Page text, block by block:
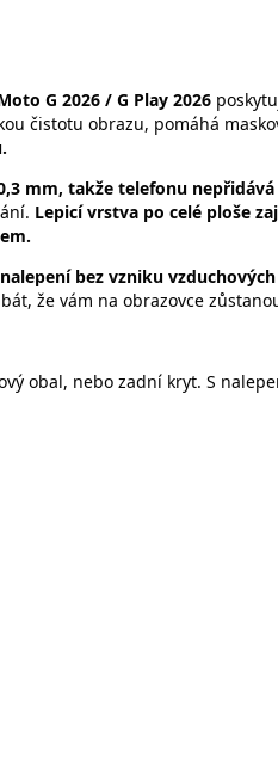
G 2026 / G Play 2026
čistotu obrazu, pomáhá
mm, takže telefonu
Lepicí vrstva po celé ploše
bez vzniku
že vám na obrazovce
obal, nebo zadní kryt. S